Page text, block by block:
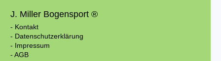
J. Miller Bogensport ®
- Kontakt
- Datenschutzerklärung
- Impressum
- AGB